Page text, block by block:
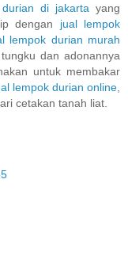
di jakarta yang
dengan jual lempok
lempok durian murah
dan adonannya
untuk membakar
lempok durian online
cetakan tanah liat.